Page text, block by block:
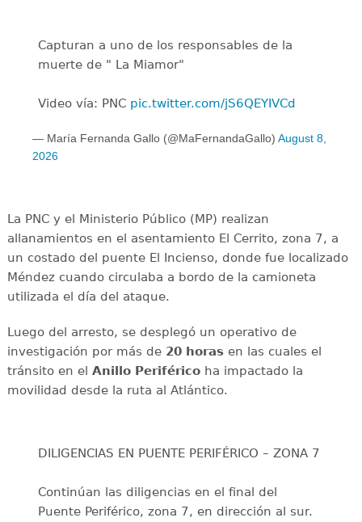
Capturan a uno de los responsables de la
muerte de " La Miamor"
Video vía: PNC pic.twitter.com/jS6QEYIVCd
— María Fernanda Gallo (@MaFernandaGallo) August 8,
2026
La PNC y el Ministerio Público (MP) realizan
allanamientos en el asentamiento El Cerrito, zona 7, a
un costado del puente El Incienso, donde fue localizado
Méndez cuando circulaba a bordo de la camioneta
utilizada el día del ataque.
Luego del arresto, se desplegó un operativo de
investigación por más de 20 horasen las cuales el
tránsito en el Anillo Periféricoha impactado la
movilidad desde la ruta al Atlántico.
DILIGENCIAS EN PUENTE PERIFÉRICO – ZONA 7
Continúan las diligencias en el final del
Puente Periférico, zona 7, en dirección al sur.